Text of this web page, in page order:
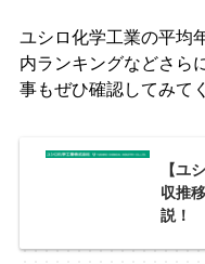
ユシロ化学工業の平均
内ランキングなどさら
事もぜひ確認してみて
【ユ
収推
説！